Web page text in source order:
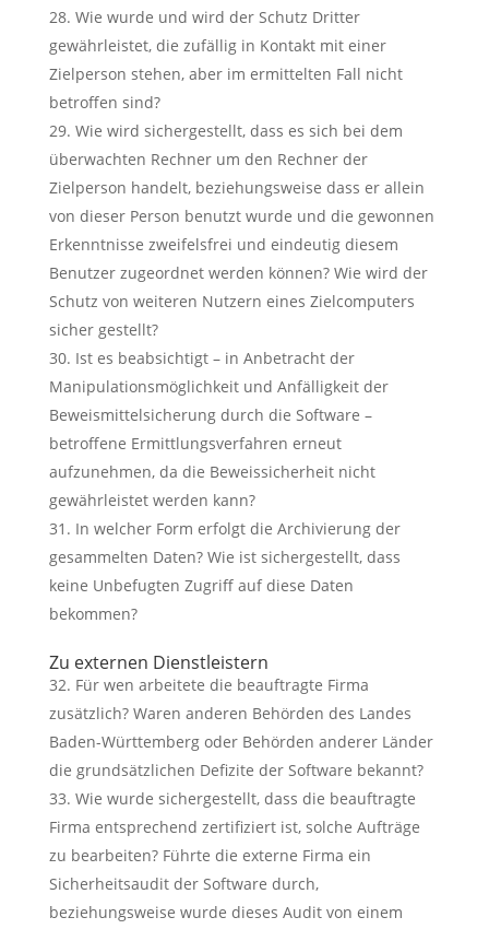
Wie wurde und wird der Schutz Dritter
gewährleistet, die zufällig in Kontakt mit einer
Zielperson stehen, aber im ermittelten Fall nicht
betroffen sind?
Wie wird sichergestellt, dass es sich bei dem
überwachten Rechner um den Rechner der
Zielperson handelt, beziehungsweise dass er allein
von dieser Person benutzt wurde und die gewonnen
Erkenntnisse zweifelsfrei und eindeutig diesem
Benutzer zugeordnet werden können? Wie wird der
Schutz von weiteren Nutzern eines Zielcomputers
sicher gestellt?
Ist es beabsichtigt – in Anbetracht der
Manipulationsmöglichkeit und Anfälligkeit der
Beweismittelsicherung durch die Software –
betroffene Ermittlungsverfahren erneut
aufzunehmen, da die Beweissicherheit nicht
gewährleistet werden kann?
In welcher Form erfolgt die Archivierung der
gesammelten Daten? Wie ist sichergestellt, dass
keine Unbefugten Zugriff auf diese Daten
bekommen?
Zu externen Dienstleistern
Für wen arbeitete die beauftragte Firma
zusätzlich? Waren anderen Behörden des Landes
Baden-Württemberg oder Behörden anderer Länder
die grundsätzlichen Defizite der Software bekannt?
Wie wurde sichergestellt, dass die beauftragte
Firma entsprechend zertifiziert ist, solche Aufträge
zu bearbeiten? Führte die externe Firma ein
Sicherheitsaudit der Software durch,
beziehungsweise wurde dieses Audit von einem